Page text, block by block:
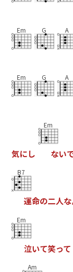
Em G A
Em G A
気にし
Em
ない
B7
運命の二人な
Em
泣いて笑って
Am